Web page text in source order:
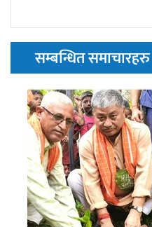
सम्बन्धित समाचारहरु